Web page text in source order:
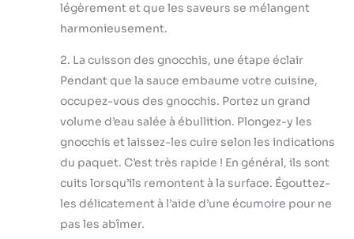
légèrement et que les saveurs se mélangent
harmonieusement.
2. La cuisson des gnocchis, une étape éclair
Pendant que la sauce embaume votre cuisine,
occupez-vous des gnocchis. Portez un grand
volume d’eau salée à ébullition. Plongez-y les
gnocchis et laissez-les cuire selon les indications
du paquet. C’est très rapide ! En général, ils sont
cuits lorsqu’ils remontent à la surface. Égouttez-
les délicatement à l’aide d’une écumoire pour ne
pas les abîmer.